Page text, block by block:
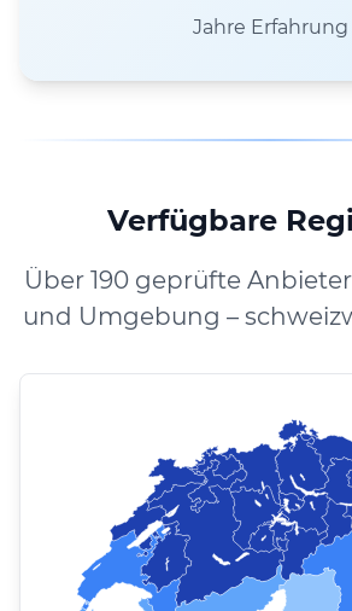
Jahre Erfahrung
Verfügbare
Über 190 geprüfte
und Umgebung –